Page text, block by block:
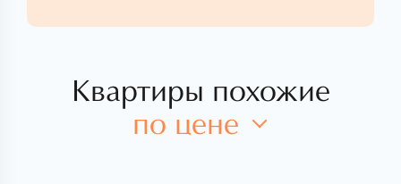
Квартиры похожие
по цене